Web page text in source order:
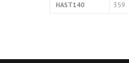
HAST140
359